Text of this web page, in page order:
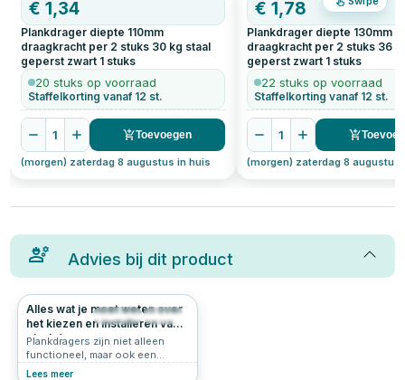
€1,34
Plankdrager diepte 110mm
draagkracht per 2 stuks 30 kg staal
geperst zwart 1 stuks
20 stuks op voorraad
Staffelkorting vanaf 12 st.
1 Toevoegen
(morgen) zaterdag 8 augustus in huis
€1,78
Plankdrager diepte 130mm
draagkracht per 2 stuks 36
geperst zwart 1 stuks
22 stuks op voorraad
Staffelkorting vanaf 12 st.
1
(morgen) zaterdag 8 augustus
Advies bij dit product
2014 5.0
Alles wat je moet weten over
het kiezen en installeren van
plankdragers
Plankdragers zijn niet alleen
functioneel, maar ook een
stijlvolle toevoeging aan je
Lees meer